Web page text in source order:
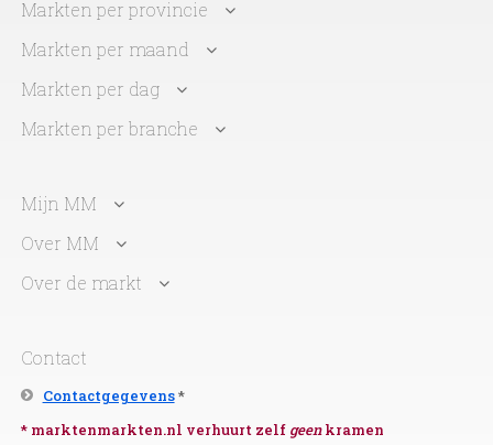
Markten per provincie
Markten per maand
Markten per dag
Markten per branche
Mijn MM
Over MM
Over de markt
Contact
Contactgegevens*
* marktenmarkten.nl verhuurt zelf geenkramen